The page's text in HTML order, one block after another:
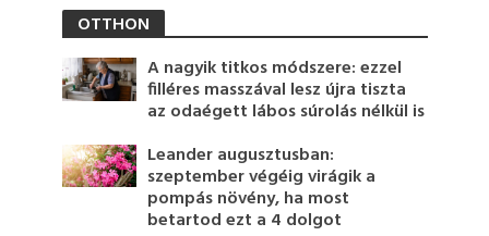
OTTHON
A nagyik titkos módszere: ezzel
filléres masszával lesz újra tiszta
az odaégett lábos súrolás nélkül is
Leander augusztusban:
szeptember végéig virágik a
pompás növény, ha most
betartod ezt a 4 dolgot